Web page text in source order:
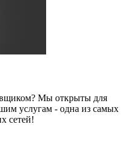
Мы открыты для
услугам - одна из самых
сетей!